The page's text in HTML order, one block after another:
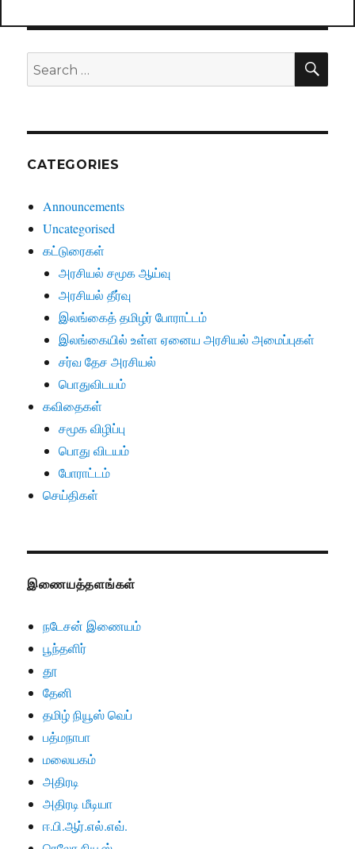
Search
for:
CATEGORIES
Announcements
Uncategorised
கட்டுரைகள்
அரசியல் சமூக ஆய்வு
அரசியல் தீர்வு
இலங்கைத் தமிழர் போராட்டம்
இலங்கையில் உள்ள ஏனைய அரசியல் அமைப்புகள்
சர்வ தேச அரசியல்
பொதுவிடயம்
கவிதைகள்
சமூக விழிப்பு
பொது விடயம்
போராட்டம்
செய்திகள்
இணையத்தளங்கள்
நடேசன் இணையம்
பூந்தளிர்
தூ
தேனி
தமிழ் நியூஸ் வெப்
பத்மநாபா
மலையகம்
அதிரடி
அதிரடி மீடியா
ஈ.பி.ஆர்.எல்.எவ்.